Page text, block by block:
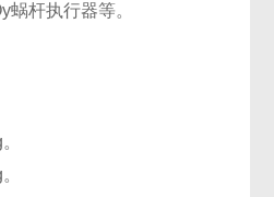
杆执行器等。